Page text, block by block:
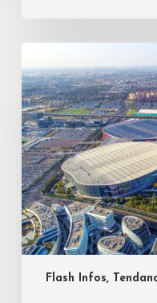
Flash Infos,